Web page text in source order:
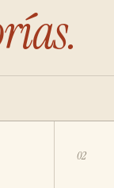
02